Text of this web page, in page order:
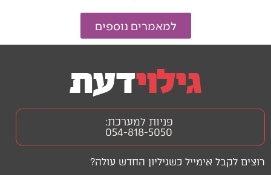
למאמרים נוספים
רוצים לקבל אימייל כשגיליון החדש עולה?
פניות למערכת:
054-818-5050